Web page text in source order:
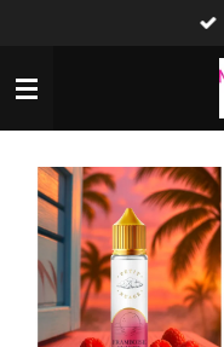
contenu
principal